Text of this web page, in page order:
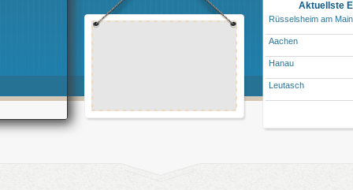
Aktuellste
Rüsselsheim am Main
Aachen
Hanau
Leutasch